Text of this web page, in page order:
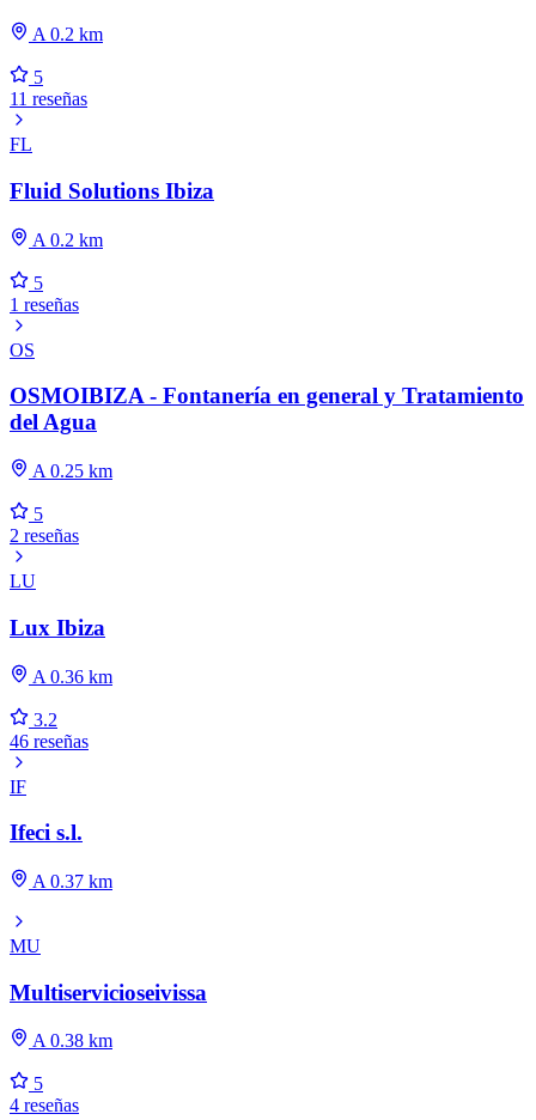
A 0.2 km
5
11 reseñas
FL
Fluid Solutions Ibiza
A 0.2 km
5
1 reseñas
OS
OSMOIBIZA - Fontanería en general y Tratamiento
del Agua
A 0.25 km
5
2 reseñas
LU
Lux Ibiza
A 0.36 km
3.2
46 reseñas
IF
Ifeci s.l.
A 0.37 km
MU
Multiservicioseivissa
A 0.38 km
5
4 reseñas